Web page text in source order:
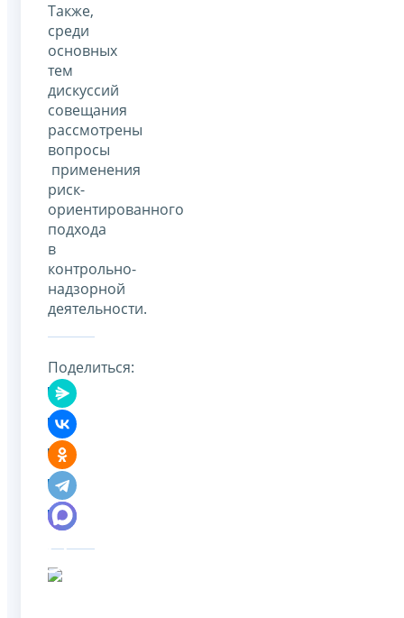
Также,
среди
основных
тем
дискуссий
совещания
рассмотрены
вопросы
применения
риск-
ориентированного
подхода
в
контрольно-
надзорной
деятельности.
Поделиться: